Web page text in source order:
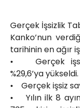
Gerçek İşsizlik
Kanko’nun
tarihinin en ağır
• Gerçek
%29,6’ya yükseldi.
• Gerçek işsiz
• Yılın ilk 8